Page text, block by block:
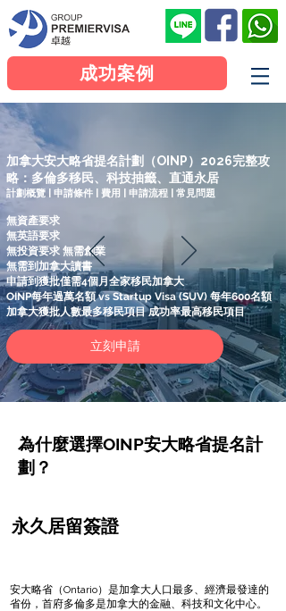
成功案例
加拿大安大略省提名計劃（OINP）2026完整攻
略：多倫多移民、科技抽籤、直通永居
計劃概覽 | 申請條件 | 費用 | 申請流程 | 常見問題
無資產要求
無英語要求
無投資要求 無需創業
無需到加拿大讀書
申請到獲批僅需4個月全家移民加拿大
OINP每年過萬名額 vs Startup Visa (SUV) 每年600名額
加拿大獲批人數最多移民項目 成功率最高移民項目
立刻申請
為什麼選擇OINP安大略省提名計
劃？
永久居留簽證
安大略省（Ontario）是加拿大人口最多、經濟最發達的
省份，首府多倫多是加拿大的金融、科技和文化中心。